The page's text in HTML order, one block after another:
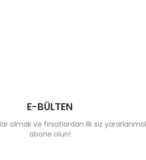
E-BÜLTEN
olmak ve fırsatlardan ilk siz
abone olun!